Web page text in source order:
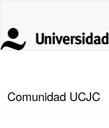
Comunidad UCJC